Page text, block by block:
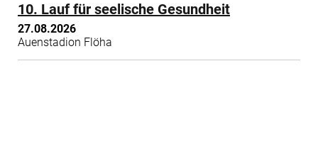
10. Lauf für seelische Gesundheit
27.08.2026
Auenstadion Flöha